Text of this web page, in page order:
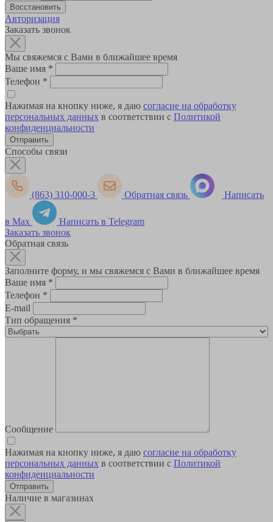
Авторизация
Заказать звонок
Мы свяжемся с Вами в ближайшее время
Ваше имя *
Телефон *
Нажимая на кнопку ниже, я даю согласие на обработку
персональных данных в соответствии с Политикой
конфиденциальности
Способы связи
(863) 310-000-3 Обратная связь Написать
в Max
Написать в Telegram
Заказать звонок
Обратная связь
Заполните форму, и мы свяжемся с Вами в ближайшее время
Ваше имя *
Телефон *
E-mail
Тип обращения *
Сообщение
Нажимая на кнопку ниже, я даю согласие на обработку
персональных данных в соответствии с Политикой
конфиденциальности
Наличие в магазинах